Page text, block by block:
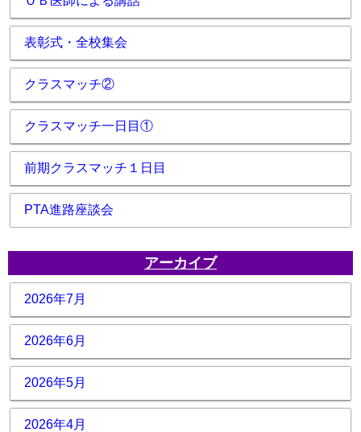
表彰式・全校集会
クラスマッチ②
クラスマッチ一日目①
前期クラスマッチ１日目
PTA進路座談会
アーカイブ
2026年7月
2026年6月
2026年5月
2026年4月